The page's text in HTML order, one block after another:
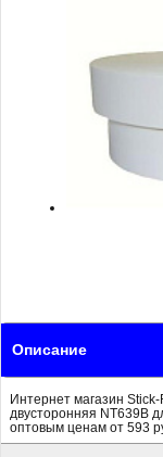
Описание
Интернет магазин
двусторонняя NT639B
оптовым ценам от 593